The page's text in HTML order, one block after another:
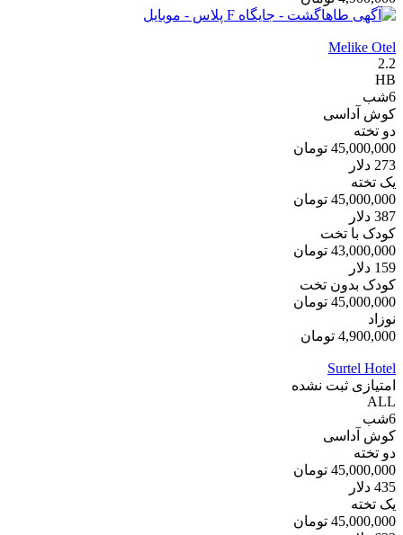
Melike Otel
2.2
HB
6شب
کوش آداسی
دو تخته
45,000,000 تومان
273 دلار
یک تخته
45,000,000 تومان
387 دلار
کودک با تخت
43,000,000 تومان
159 دلار
کودک بدون تخت
45,000,000 تومان
نوزاد
4,900,000 تومان
Surtel Hotel
امتیازی ثبت نشده
ALL
6شب
کوش آداسی
دو تخته
45,000,000 تومان
435 دلار
یک تخته
45,000,000 تومان